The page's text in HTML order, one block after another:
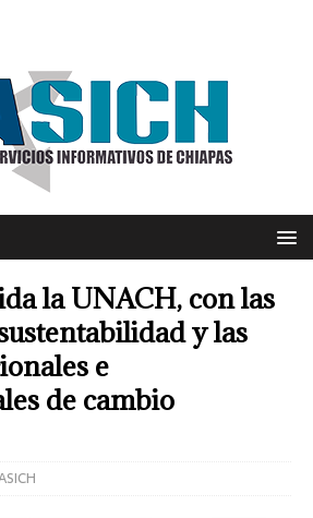
la UNACH, con las
y las
e
de cambio